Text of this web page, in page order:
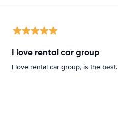
I love rental car group
I love rental car group, is the best.